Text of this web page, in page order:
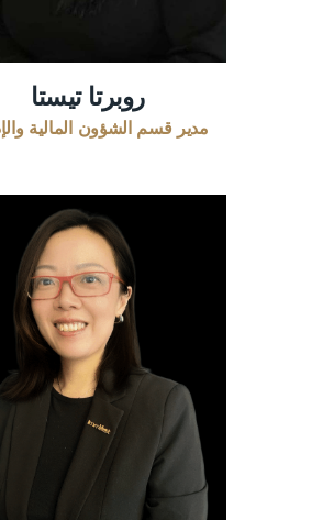
روبرتا تيستا
مدير قسم الشؤون المالية